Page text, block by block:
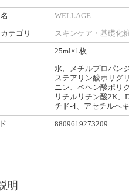
WELLAGE
テゴリ
スキンケア・基礎化
25ml×1枚
水、メチルプロパン
ステアリン酸ポリグ
ニン、ベヘン酸ポリ
リチルリチン酸2K、
チド-4、アセチルヘ
8809619273209
明